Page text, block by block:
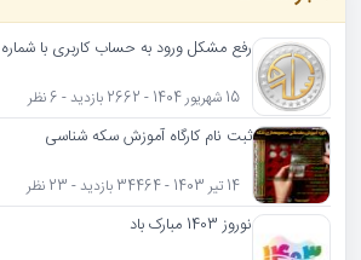
رفع مشکل ورود به حساب کاربری با شماره
15 شهریور 1404 - 2662 بازدید - 6 نظر
ثبت نام کارگاه آموزش سکه شناسی
14 تیر 1403 - 34464 بازدید - 23 نظر
نوروز 1403 مبارک باد